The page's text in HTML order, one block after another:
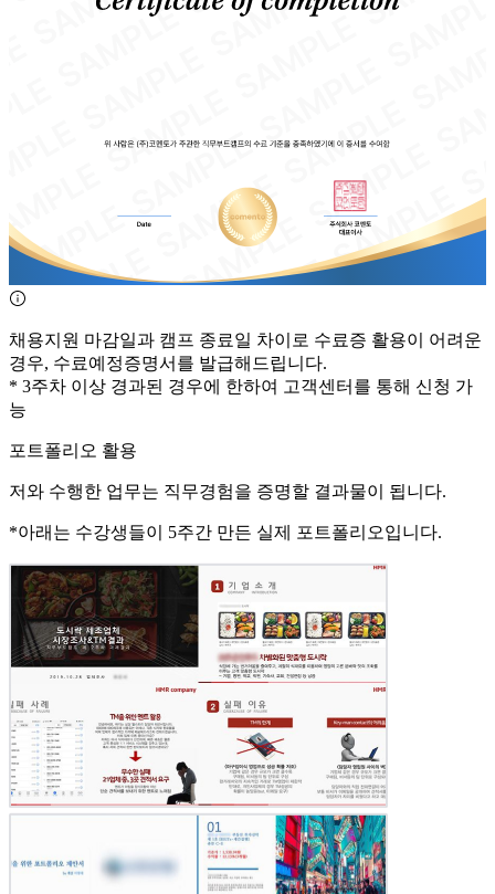
채용지원 마감일과 캠프 종료일 차이로 수료증 활용이 어려운
경우, 수료예정증명서를 발급해드립니다.
* 3주차 이상 경과된 경우에 한하여 고객센터를 통해 신청 가
능
포트폴리오 활용
저와 수행한 업무는 직무경험을 증명할 결과물이 됩니다.
*아래는 수강생들이 5주간 만든 실제 포트폴리오입니다.